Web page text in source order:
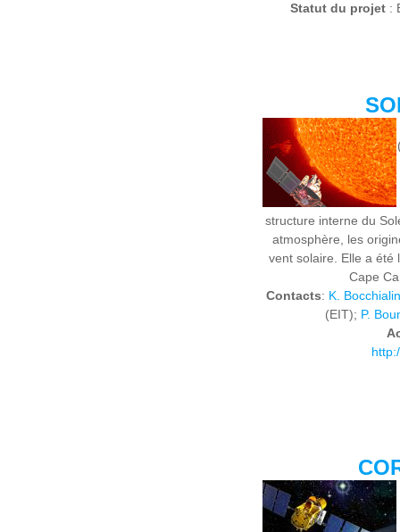
Statut du projet :
structure interne du
atmosphère, les
vent solaire. Elle a été
Cape
Contacts: K.
(EIT); P.